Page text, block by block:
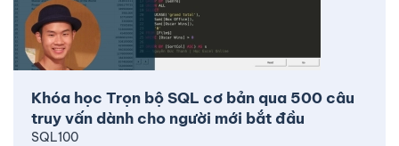
Khóa học Trọn bộ SQL cơ bản qua 500 câu
truy vấn dành cho người mới bắt đầu
SQL100